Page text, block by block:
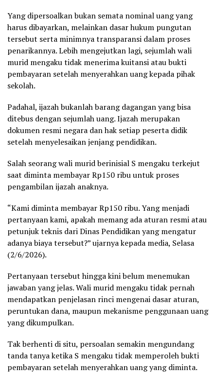
Yang dipersoalkan bukan semata nominal uang yang
harus dibayarkan, melainkan dasar hukum pungutan
tersebut serta minimnya transparansi dalam proses
penarikannya. Lebih mengejutkan lagi, sejumlah wali
murid mengaku tidak menerima kuitansi atau bukti
pembayaran setelah menyerahkan uang kepada pihak
sekolah.
Padahal, ijazah bukanlah barang dagangan yang bisa
ditebus dengan sejumlah uang. Ijazah merupakan
dokumen resmi negara dan hak setiap peserta didik
setelah menyelesaikan jenjang pendidikan.
Salah seorang wali murid berinisial S mengaku terkejut
saat diminta membayar Rp150 ribu untuk proses
pengambilan ijazah anaknya.
“Kami diminta membayar Rp150 ribu. Yang menjadi
pertanyaan kami, apakah memang ada aturan resmi atau
petunjuk teknis dari Dinas Pendidikan yang mengatur
adanya biaya tersebut?” ujarnya kepada media, Selasa
(2/6/2026).
Pertanyaan tersebut hingga kini belum menemukan
jawaban yang jelas. Wali murid mengaku tidak pernah
mendapatkan penjelasan rinci mengenai dasar aturan,
peruntukan dana, maupun mekanisme penggunaan uang
yang dikumpulkan.
Tak berhenti di situ, persoalan semakin mengundang
tanda tanya ketika S mengaku tidak memperoleh bukti
pembayaran setelah menyerahkan uang yang diminta.